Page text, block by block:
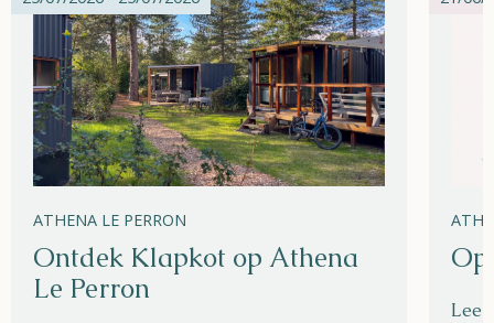
ATHENA LE PERRON
Ontdek Klapkot op Athena
Le Perron